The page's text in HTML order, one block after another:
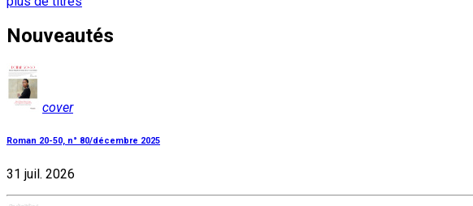
Nouveautés
cover
Roman 20-50, n° 80/décembre 2025
31 juil. 2026